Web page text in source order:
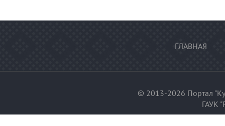
ГЛАВНАЯ
© 2013-2026 Портал
ГАУК